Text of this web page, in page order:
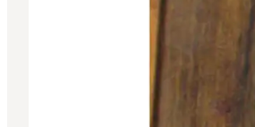
Overnatning
Planlæg ferien